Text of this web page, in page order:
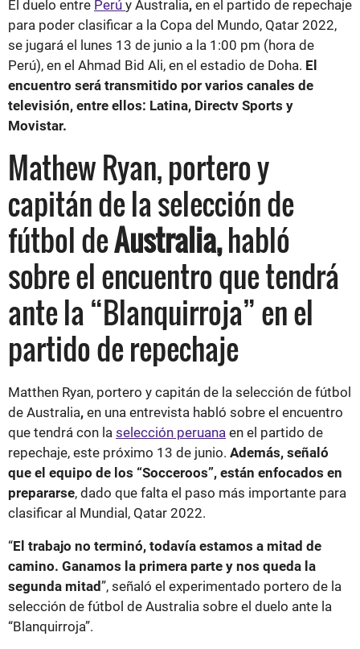
El duelo entre Perú y Australia, en el partido de repechaje
para poder clasificar a la Copa del Mundo, Qatar 2022,
se jugará el lunes 13 de junio a la 1:00 pm (hora de
Perú), en el Ahmad Bid Ali, en el estadio de Doha. El
encuentro será transmitido por varios canales de
televisión, entre ellos: Latina, Directv Sports y
Movistar.
Mathew Ryan, portero y
capitán de la selección de
fútbol deAustralia,habló
sobre el encuentro que tendrá
ante la “Blanquirroja” en el
partido de repechaje
Matthen Ryan, portero y capitán de la selección de fútbol
de Australia, en una entrevista habló sobre el encuentro
que tendrá con la selección peruana en el partido de
repechaje, este próximo 13 de junio. Además, señaló
que el equipo de los “Socceroos”, están enfocados en
prepararse, dado que falta el paso más importante para
clasificar al Mundial, Qatar 2022.
“El trabajo no terminó, todavía estamos a mitad de
camino. Ganamos la primera parte y nos queda la
segunda mitad”, señaló el experimentado portero de la
selección de fútbol de Australia sobre el duelo ante la
“Blanquirroja”.